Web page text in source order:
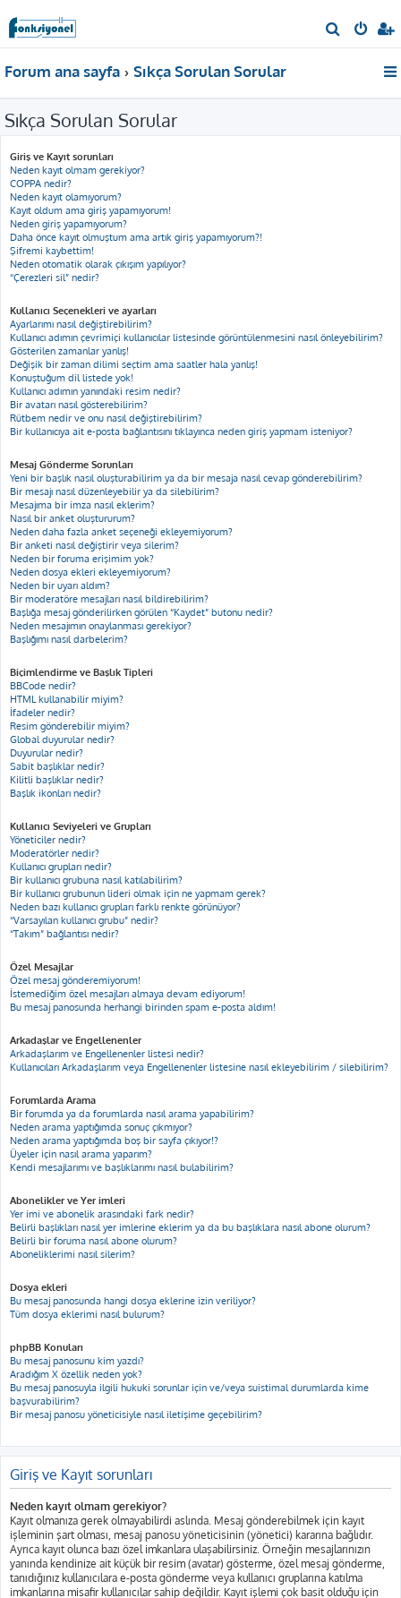
r
Forum ana sayfa Sıkça Sorulan Sorular
Sıkça Sorulan Sorular
Giriş ve Kayıt sorunları
Neden kayıt olmam gerekiyor?
COPPA nedir?
Neden kayıt olamıyorum?
Kayıt oldum ama giriş yapamıyorum!
Neden giriş yapamıyorum?
Daha önce kayıt olmuştum ama artık giriş yapamıyorum?!
Şifremi kaybettim!
Neden otomatik olarak çıkışım yapılıyor?
“Çerezleri sil” nedir?
Kullanıcı Seçenekleri ve ayarları
Ayarlarımı nasıl değiştirebilirim?
Kullanıcı adımın çevrimiçi kullanıcılar listesinde görüntülenmesini nasıl önleyebilirim?
Gösterilen zamanlar yanlış!
Değişik bir zaman dilimi seçtim ama saatler hala yanlış!
Konuştuğum dil listede yok!
Kullanıcı adımın yanındaki resim nedir?
Bir avatarı nasıl gösterebilirim?
Rütbem nedir ve onu nasıl değiştirebilirim?
Bir kullanıcıya ait e-posta bağlantısını tıklayınca neden giriş yapmam isteniyor?
Mesaj Gönderme Sorunları
Yeni bir başlık nasıl oluşturabilirim ya da bir mesaja nasıl cevap gönderebilirim?
Bir mesajı nasıl düzenleyebilir ya da silebilirim?
Mesajıma bir imza nasıl eklerim?
Nasıl bir anket oluştururum?
Neden daha fazla anket seçeneği ekleyemiyorum?
Bir anketi nasıl değiştirir veya silerim?
Neden bir foruma erişimim yok?
Neden dosya ekleri ekleyemiyorum?
Neden bir uyarı aldım?
Bir moderatöre mesajları nasıl bildirebilirim?
Başlığa mesaj gönderilirken görülen “Kaydet” butonu nedir?
Neden mesajımın onaylanması gerekiyor?
Başlığımı nasıl darbelerim?
Biçimlendirme ve Başlık Tipleri
BBCode nedir?
HTML kullanabilir miyim?
İfadeler nedir?
Resim gönderebilir miyim?
Global duyurular nedir?
Duyurular nedir?
Sabit başlıklar nedir?
Kilitli başlıklar nedir?
Başlık ikonları nedir?
Kullanıcı Seviyeleri ve Grupları
Yöneticiler nedir?
Moderatörler nedir?
Kullanıcı grupları nedir?
Bir kullanıcı grubuna nasıl katılabilirim?
Bir kullanıcı grubunun lideri olmak için ne yapmam gerek?
Neden bazı kullanıcı grupları farklı renkte görünüyor?
“Varsayılan kullanıcı grubu” nedir?
“Takım” bağlantısı nedir?
Özel Mesajlar
Özel mesaj gönderemiyorum!
İstemediğim özel mesajları almaya devam ediyorum!
Bu mesaj panosunda herhangi birinden spam e-posta aldım!
Arkadaşlar ve Engellenenler
Arkadaşlarım ve Engellenenler listesi nedir?
Kullanıcıları Arkadaşlarım veya Engellenenler listesine nasıl ekleyebilirim / silebilirim?
Forumlarda Arama
Bir forumda ya da forumlarda nasıl arama yapabilirim?
Neden arama yaptığımda sonuç çıkmıyor?
Neden arama yaptığımda boş bir sayfa çıkıyor!?
Üyeler için nasıl arama yaparım?
Kendi mesajlarımı ve başlıklarımı nasıl bulabilirim?
Abonelikler ve Yer imleri
Yer imi ve abonelik arasındaki fark nedir?
Belirli başlıkları nasıl yer imlerine eklerim ya da bu başlıklara nasıl abone olurum?
Belirli bir foruma nasıl abone olurum?
Aboneliklerimi nasıl silerim?
Dosya ekleri
Bu mesaj panosunda hangi dosya eklerine izin veriliyor?
Tüm dosya eklerimi nasıl bulurum?
phpBB Konuları
Bu mesaj panosunu kim yazdı?
Aradığım X özellik neden yok?
Bu mesaj panosuyla ilgili hukuki sorunlar için ve/veya suistimal durumlarda kime
başvurabilirim?
Bir mesaj panosu yöneticisiyle nasıl iletişime geçebilirim?
Giriş ve Kayıt sorunları
Neden kayıt olmam gerekiyor?
Kayıt olmanıza gerek olmayabilirdi aslında. Mesaj gönderebilmek için kayıt
işleminin şart olması, mesaj panosu yöneticisinin (yönetici) kararına bağlıdır.
Ayrıca kayıt olunca bazı özel imkanlara ulaşabilirsiniz. Örneğin mesajlarınızın
yanında kendinize ait küçük bir resim (avatar) gösterme, özel mesaj gönderme,
tanıdığınız kullanıcılara e-posta gönderme veya kullanıcı gruplarına katılma
imkanlarına misafir kullanıcılar sahip değildir. Kayıt işlemi çok basit olduğu için